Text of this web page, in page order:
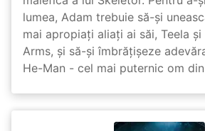
lumea, Adam trebuie să-și
mai apropiați aliați ai săi, Teela
Arms, și să-și îmbrățișeze
He-Man - cel mai puternic om